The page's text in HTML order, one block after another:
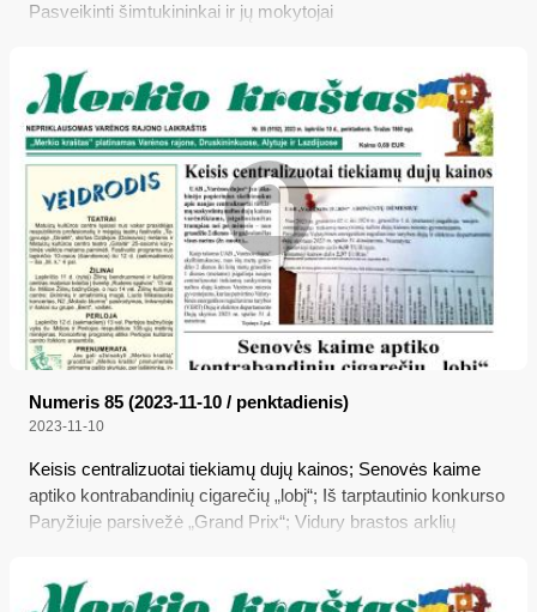
Pasveikinti šimtukininkai ir jų mokytojai
Numeris 85 (2023-11-10 / penktadienis)
2023-11-10
Keisis centralizuotai tiekiamų dujų kainos; Senovės kaime
aptiko kontrabandinių cigarečių „lobį“; Iš tarptautinio konkurso
Paryžiuje parsivežė „Grand Prix“; Vidury brastos arklių